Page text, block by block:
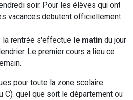
soir. Pour les élèves qui ont
vacances débutent officiellement
: la rentrée s'effectue le matin du jour
Le premier cours a lieu ce
pour toute la zone scolaire
C), quel que soit le département ou